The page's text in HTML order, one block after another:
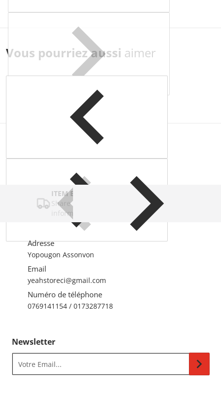
Vous pourriez aussi aimer
Complementary
ITEM BAR TITLE
Share shipping, delivery, policy
information.
Adresse
Yopougon Assonvon
Email
yeahstoreci@gmail.com
Numéro de téléphone
0769141154 / 0173287718
Newsletter
Votre Email...